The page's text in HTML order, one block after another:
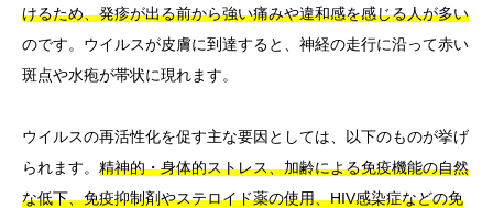
けるため、発疹が出る前から強い痛みや違和感を感じる人が多い
のです。ウイルスが皮膚に到達すると、神経の走行に沿って赤い
斑点や水疱が帯状に現れます。
ウイルスの再活性化を促す主な要因としては、以下のものが挙げ
られます。 精神的・身体的ストレス、加齢による免疫機能の自然
な低下、免疫抑制剤やステロイド薬の使用、HIV感染症などの免